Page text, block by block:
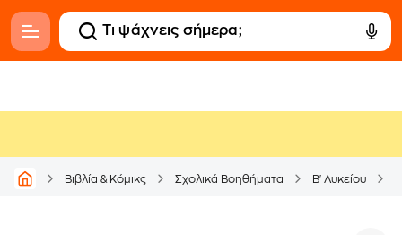
Βιβλία & Κόμικς Σχολικά Βοηθήματα Β' Λυκείου